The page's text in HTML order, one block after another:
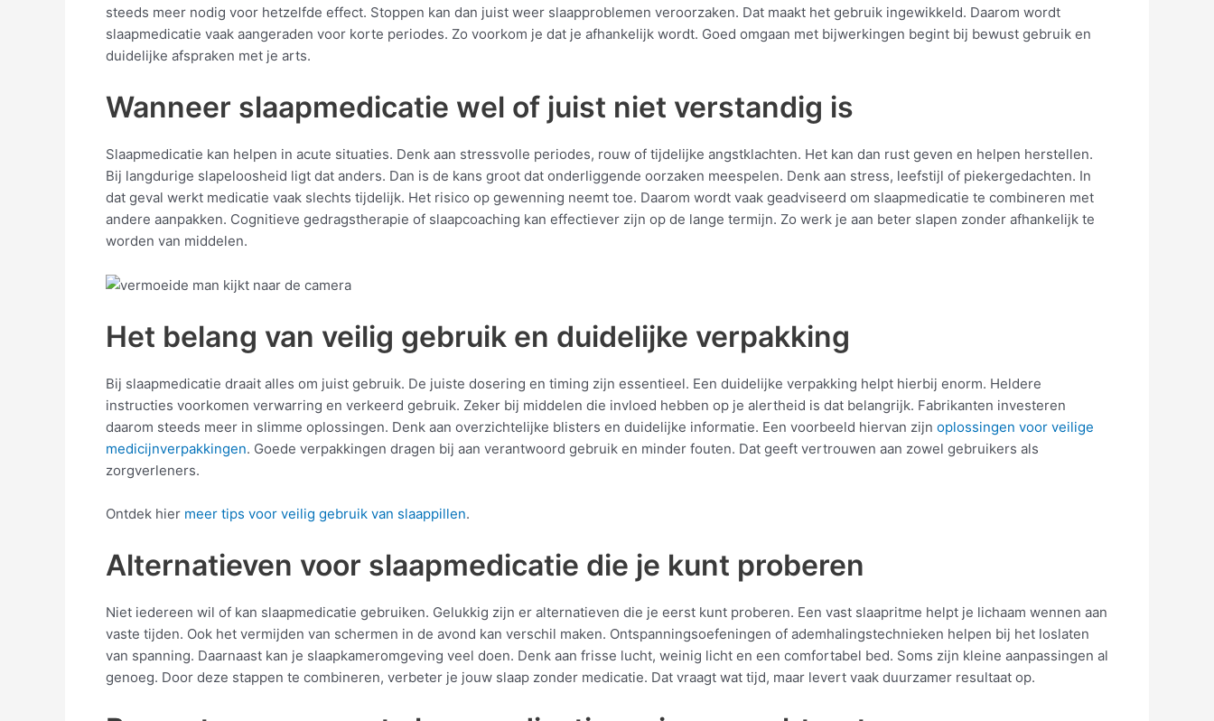
steeds meer nodig voor hetzelfde effect. Stoppen kan dan juist weer slaapproblemen veroorzaken. Dat maakt het gebruik ingewikkeld. Daarom wordt
slaapmedicatie vaak aangeraden voor korte periodes. Zo voorkom je dat je afhankelijk wordt. Goed omgaan met bijwerkingen begint bij bewust gebruik en
duidelijke afspraken met je arts.
Wanneer slaapmedicatie wel of juist niet verstandig is
Slaapmedicatie kan helpen in acute situaties. Denk aan stressvolle periodes, rouw of tijdelijke angstklachten. Het kan dan rust geven en helpen herstellen.
Bij langdurige slapeloosheid ligt dat anders. Dan is de kans groot dat onderliggende oorzaken meespelen. Denk aan stress, leefstijl of piekergedachten. In
dat geval werkt medicatie vaak slechts tijdelijk. Het risico op gewenning neemt toe. Daarom wordt vaak geadviseerd om slaapmedicatie te combineren met
andere aanpakken. Cognitieve gedragstherapie of slaapcoaching kan effectiever zijn op de lange termijn. Zo werk je aan beter slapen zonder afhankelijk te
worden van middelen.
Het belang van veilig gebruik en duidelijke verpakking
Bij slaapmedicatie draait alles om juist gebruik. De juiste dosering en timing zijn essentieel. Een duidelijke verpakking helpt hierbij enorm. Heldere
instructies voorkomen verwarring en verkeerd gebruik. Zeker bij middelen die invloed hebben op je alertheid is dat belangrijk. Fabrikanten investeren
daarom steeds meer in slimme oplossingen. Denk aan overzichtelijke blisters en duidelijke informatie. Een voorbeeld hiervan zijn oplossingen voor veilige
medicijnverpakkingen. Goede verpakkingen dragen bij aan verantwoord gebruik en minder fouten. Dat geeft vertrouwen aan zowel gebruikers als
zorgverleners.
Ontdek hier meer tips voor veilig gebruik van slaappillen.
Alternatieven voor slaapmedicatie die je kunt proberen
Niet iedereen wil of kan slaapmedicatie gebruiken. Gelukkig zijn er alternatieven die je eerst kunt proberen. Een vast slaapritme helpt je lichaam wennen aan
vaste tijden. Ook het vermijden van schermen in de avond kan verschil maken. Ontspanningsoefeningen of ademhalingstechnieken helpen bij het loslaten
van spanning. Daarnaast kan je slaapkameromgeving veel doen. Denk aan frisse lucht, weinig licht en een comfortabel bed. Soms zijn kleine aanpassingen al
genoeg. Door deze stappen te combineren, verbeter je jouw slaap zonder medicatie. Dat vraagt wat tijd, maar levert vaak duurzamer resultaat op.